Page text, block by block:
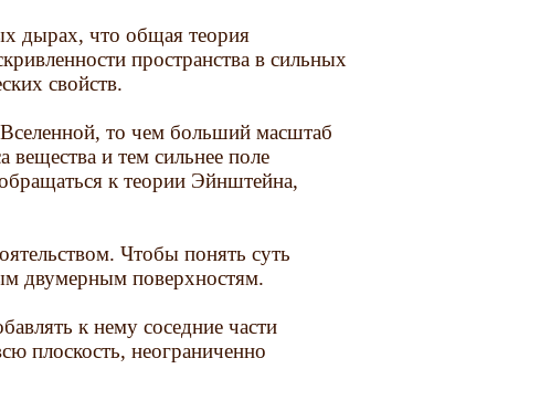
дырах, что общая теория
пространства в сильных
свойств.
то чем больший масштаб
вещества и тем сильнее поле
к теории Эйнштейна,
Чтобы понять суть
двумерным поверхностям.
к нему соседние части
плоскость, неограниченно